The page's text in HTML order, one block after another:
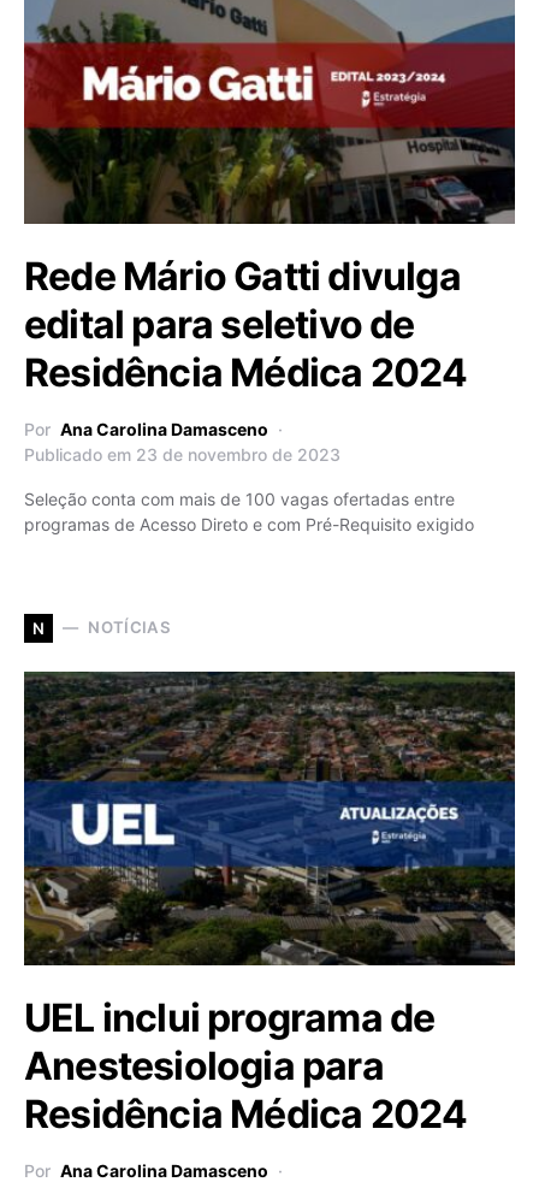
Rede Mário Gatti divulga
edital para seletivo de
Residência Médica 2024
Por Ana Carolina Damasceno
Publicado em 23 de novembro de 2023
Seleção conta com mais de 100 vagas ofertadas entre
programas de Acesso Direto e com Pré-Requisito exigido
N NOTÍCIAS
UEL inclui programa de
Anestesiologia para
Residência Médica 2024
Por Ana Carolina Damasceno